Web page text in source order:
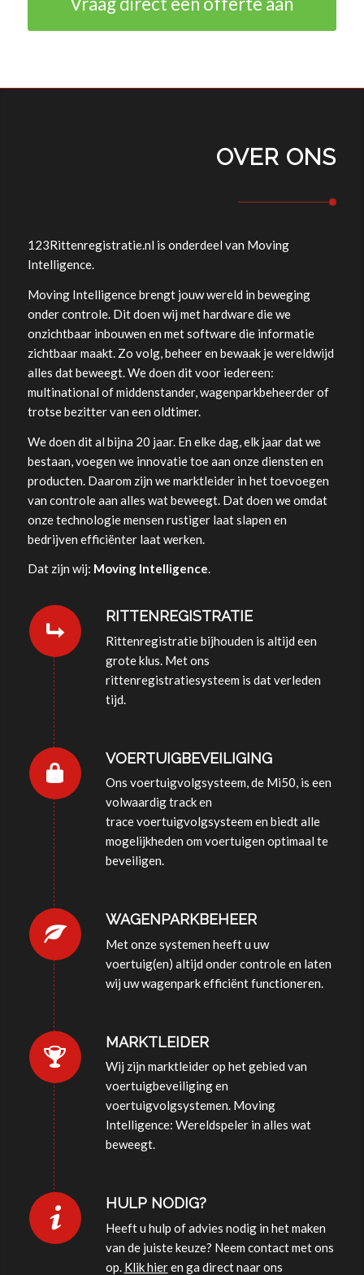
OVER ONS
123Rittenregistratie.nl is onderdeel van Moving
Intelligence.
Moving Intelligence brengt jouw wereld in beweging
onder controle. Dit doen wij met hardware die we
onzichtbaar inbouwen en met software die informatie
zichtbaar maakt. Zo volg, beheer en bewaak je wereldwijd
alles dat beweegt. We doen dit voor iedereen:
multinational of middenstander, wagenparkbeheerder of
trotse bezitter van een oldtimer.
We doen dit al bijna 20 jaar. En elke dag, elk jaar dat we
bestaan, voegen we innovatie toe aan onze diensten en
producten. Daarom zijn we marktleider in het toevoegen
van controle aan alles wat beweegt. Dat doen we omdat
onze technologie mensen rustiger laat slapen en
bedrijven efficiënter laat werken.
Dat zijn wij: Moving Intelligence.
RITTENREGISTRATIE
Rittenregistratie bijhouden is altijd een
grote klus. Met ons
rittenregistratiesysteem is dat verleden
tijd.
VOERTUIGBEVEILIGING
Ons voertuigvolgsysteem, de Mi50, is een
volwaardig track en
trace voertuigvolgsysteem en biedt alle
mogelijkheden om voertuigen optimaal te
beveiligen.
WAGENPARKBEHEER
Met onze systemen heeft u uw
voertuig(en) altijd onder controle en laten
wij uw wagenpark efficiënt functioneren.
MARKTLEIDER
Wij zijn marktleider op het gebied van
voertuigbeveiliging en
voertuigvolgsystemen. Moving
Intelligence: Wereldspeler in alles wat
beweegt.
HULP NODIG?
Heeft u hulp of advies nodig in het maken
van de juiste keuze? Neem contact met ons
op. Klik hieren ga direct naar ons